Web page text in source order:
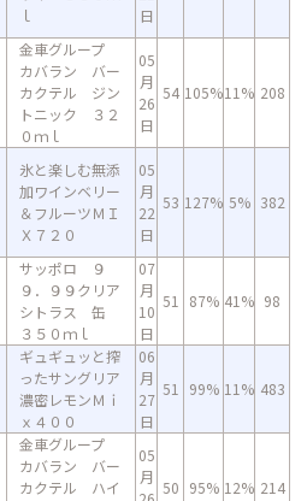
ｌ
日
金車グループ
カバラン バー
カクテル ジン
トニック ３２
０ｍｌ
05
月
26
日
54 105%11% 208
氷と楽しむ無添
加ワインベリー
＆フルーツＭＩ
Ｘ７２０
05
月
22
日
53 127% 5% 382
サッポロ ９
９．９９クリア
シトラス 缶
３５０ｍｌ
07
月
10
日
51 87% 41% 98
ギュギュッと搾
ったサングリア
濃密レモンＭｉ
ｘ４００
06
月
27
日
51 99% 11% 483
金車グループ
カバラン バー
カクテル ハイ
05
月
50 95% 12% 214